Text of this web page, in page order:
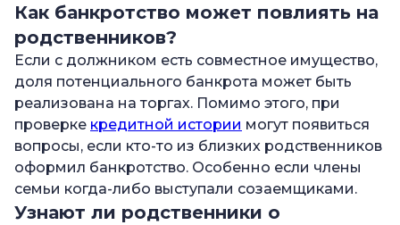
Как банкротство может повлиять на
родственников?
Если с должником есть совместное имущество,
доля потенциального банкрота может быть
реализована на торгах. Помимо этого, при
проверке кредитной истории могут появиться
вопросы, если кто-то из близких родственников
оформил банкротство. Особенно если члены
семьи когда-либо выступали созаемщиками.
Узнают ли родственники о